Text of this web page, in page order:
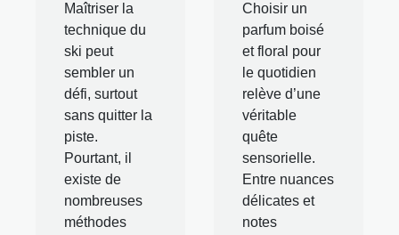
Maîtriser la
technique du
ski peut
sembler un
défi, surtout
sans quitter la
piste.
Pourtant, il
existe de
nombreuses
méthodes
Choisir un
parfum boisé
et floral pour
le quotidien
relève d’une
véritable
quête
sensorielle.
Entre nuances
délicates et
notes